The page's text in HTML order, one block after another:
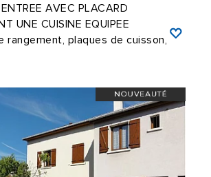
AVEC PLACARD
UNE CUISINE EQUIPEE
rangement, plaques de cuisson,